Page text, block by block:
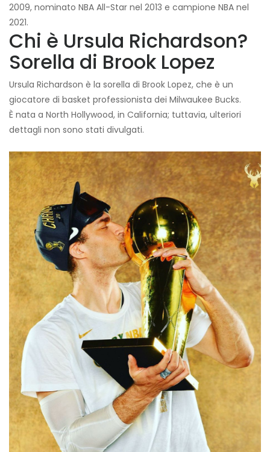
2009, nominato NBA All-Star nel 2013 e campione NBA nel
2021.
Chi è Ursula Richardson?
Sorella di Brook Lopez
Ursula Richardson è la sorella di Brook Lopez, che è un
giocatore di basket professionista dei Milwaukee Bucks.
È nata a North Hollywood, in California; tuttavia, ulteriori
dettagli non sono stati divulgati.